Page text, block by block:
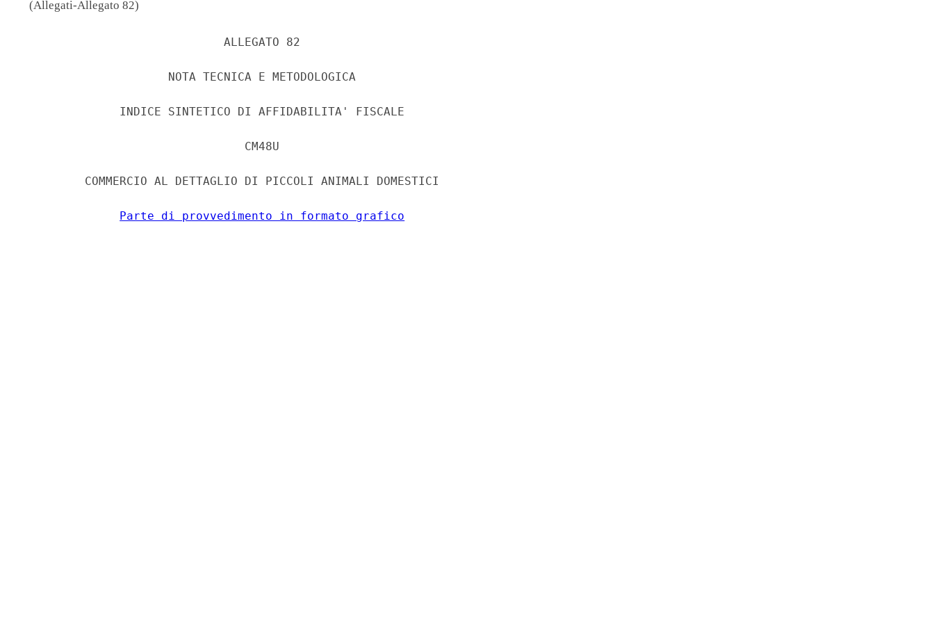
(Allegati-Allegato 82)
                             ALLEGATO 82
                     NOTA TECNICA E METODOLOGICA
              INDICE SINTETICO DI AFFIDABILITA' FISCALE
                                CM48U
         COMMERCIO AL DETTAGLIO DI PICCOLI ANIMALI DOMESTICI
Parte di provvedimento in formato grafico